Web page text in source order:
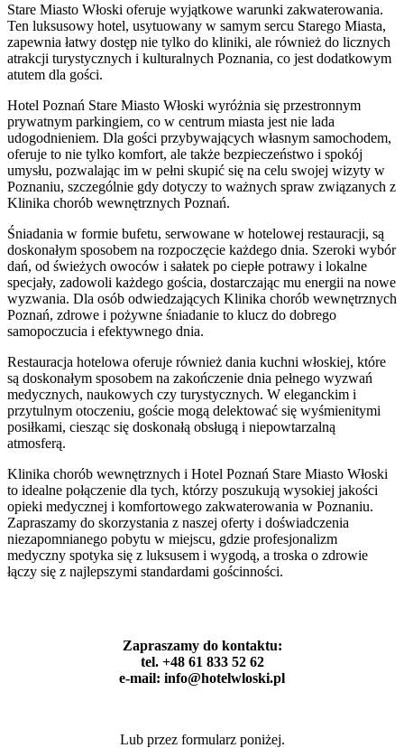
Stare Miasto Włoski oferuje wyjątkowe warunki zakwaterowania.
Ten luksusowy hotel, usytuowany w samym sercu Starego Miasta,
zapewnia łatwy dostęp nie tylko do kliniki, ale również do licznych
atrakcji turystycznych i kulturalnych Poznania, co jest dodatkowym
atutem dla gości.
Hotel Poznań Stare Miasto Włoski wyróżnia się przestronnym
prywatnym parkingiem, co w centrum miasta jest nie lada
udogodnieniem. Dla gości przybywających własnym samochodem,
oferuje to nie tylko komfort, ale także bezpieczeństwo i spokój
umysłu, pozwalając im w pełni skupić się na celu swojej wizyty w
Poznaniu, szczególnie gdy dotyczy to ważnych spraw związanych z
Klinika chorób wewnętrznych Poznań.
Śniadania w formie bufetu, serwowane w hotelowej restauracji, są
doskonałym sposobem na rozpoczęcie każdego dnia. Szeroki wybór
dań, od świeżych owoców i sałatek po ciepłe potrawy i lokalne
specjały, zadowoli każdego gościa, dostarczając mu energii na nowe
wyzwania. Dla osób odwiedzających Klinika chorób wewnętrznych
Poznań, zdrowe i pożywne śniadanie to klucz do dobrego
samopoczucia i efektywnego dnia.
Restauracja hotelowa oferuje również dania kuchni włoskiej, które
są doskonałym sposobem na zakończenie dnia pełnego wyzwań
medycznych, naukowych czy turystycznych. W eleganckim i
przytulnym otoczeniu, goście mogą delektować się wyśmienitymi
posiłkami, ciesząc się doskonałą obsługą i niepowtarzalną
atmosferą.
Klinika chorób wewnętrznych i Hotel Poznań Stare Miasto Włoski
to idealne połączenie dla tych, którzy poszukują wysokiej jakości
opieki medycznej i komfortowego zakwaterowania w Poznaniu.
Zapraszamy do skorzystania z naszej oferty i doświadczenia
niezapomnianego pobytu w miejscu, gdzie profesjonalizm
medyczny spotyka się z luksusem i wygodą, a troska o zdrowie
łączy się z najlepszymi standardami gościnności.
Zapraszamy do kontaktu:
tel. +48 61 833 52 62
e-mail: info@hotelwloski.pl
Lub przez formularz poniżej.